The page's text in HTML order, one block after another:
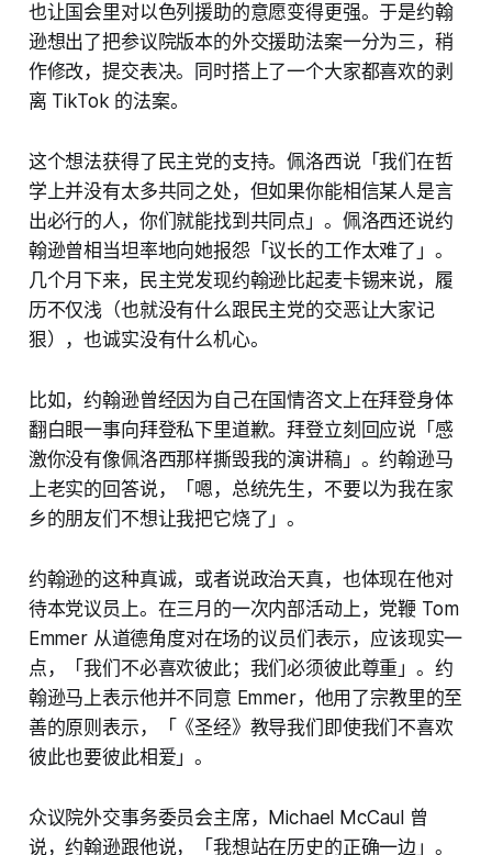
也让国会里对以色列援助的意愿变得更强。于是约翰
逊想出了把参议院版本的外交援助法案一分为三，稍
作修改，提交表决。同时搭上了一个大家都喜欢的剥
离 TikTok 的法案。
这个想法获得了民主党的支持。佩洛西说「我们在哲
学上并没有太多共同之处，但如果你能相信某人是言
出必行的人，你们就能找到共同点」。佩洛西还说约
翰逊曾相当坦率地向她报怨「议长的工作太难了」。
几个月下来，民主党发现约翰逊比起麦卡锡来说，履
历不仅浅（也就没有什么跟民主党的交恶让大家记
狠），也诚实没有什么机心。
比如，约翰逊曾经因为自己在国情咨文上在拜登身体
翻白眼一事向拜登私下里道歉。拜登立刻回应说「感
激你没有像佩洛西那样撕毁我的演讲稿」。约翰逊马
上老实的回答说，「嗯，总统先生，不要以为我在家
乡的朋友们不想让我把它烧了」。
约翰逊的这种真诚，或者说政治天真，也体现在他对
待本党议员上。在三月的一次内部活动上，党鞭 Tom
Emmer 从道德角度对在场的议员们表示，应该现实一
点，「我们不必喜欢彼此；我们必须彼此尊重」。约
翰逊马上表示他并不同意 Emmer，他用了宗教里的至
善的原则表示，「《圣经》教导我们即使我们不喜欢
彼此也要彼此相爱」。
众议院外交事务委员会主席，Michael McCaul 曾
说，约翰逊跟他说，「我想站在历史的正确一边」。